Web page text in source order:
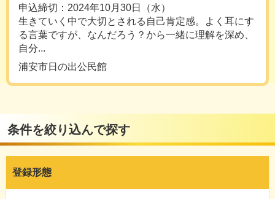
申込締切：2024年10月30日（水）
生きていく中で大切とされる自己肯定感。よく耳にす
る言葉ですが、なんだろう？から一緒に理解を深め、
自分...
浦安市日の出公民館
条件を絞り込んで探す
登録形態